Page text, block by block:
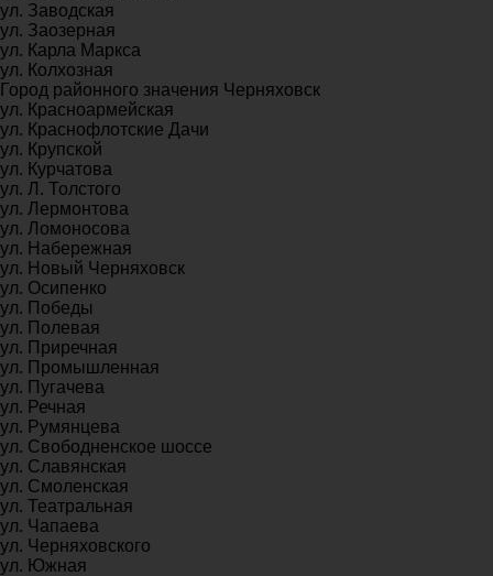
ул. Заводская
ул. Заозерная
ул. Карла Маркса
ул. Колхозная
Город районного значения Черняховск
ул. Красноармейская
ул. Краснофлотские Дачи
ул. Крупской
ул. Курчатова
ул. Л. Толстого
ул. Лермонтова
ул. Ломоносова
ул. Набережная
ул. Новый Черняховск
ул. Осипенко
ул. Победы
ул. Полевая
ул. Приречная
ул. Промышленная
ул. Пугачева
ул. Речная
ул. Румянцева
ул. Свободненское шоссе
ул. Славянская
ул. Смоленская
ул. Театральная
ул. Чапаева
ул. Черняховского
ул. Южная